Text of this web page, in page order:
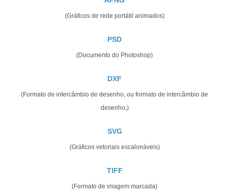
(Gráficos de rede portátil animados)
PSD
(Documento do Photoshop)
DXF
(Formato de intercâmbio de desenho, ou formato de intercâmbio de
desenho,)
SVG
(Gráficos vetoriais escalonáveis)
TIFF
(Formato de imagem marcada)